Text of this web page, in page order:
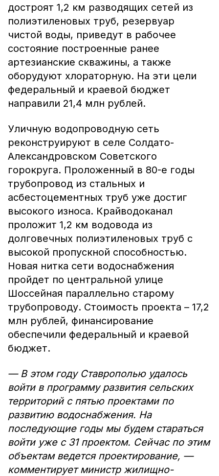
достроят 1,2 км разводящих сетей из
полиэтиленовых труб, резервуар
чистой воды, приведут в рабочее
состояние построенные ранее
артезианские скважины, а также
оборудуют хлораторную. На эти цели
федеральный и краевой бюджет
направили 21,4 млн рублей.
Уличную водопроводную сеть
реконструируют в селе Солдато-
Александровском Советского
горокруга. Проложенный в 80-е годы
трубопровод из стальных и
асбестоцементных труб уже достиг
высокого износа. Крайводоканал
проложит 1,2 км водовода из
долговечных полиэтиленовых труб с
высокой пропускной способностью.
Новая нитка сети водоснабжения
пройдет по центральной улице
Шоссейная параллельно старому
трубопроводу. Стоимость проекта – 17,2
млн рублей, финансирование
обеспечили федеральный и краевой
бюджет.
— В этом году Ставрополью удалось
войти в программу развития сельских
территорий с пятью проектами по
развитию водоснабжения. На
последующие годы мы будем стараться
войти уже с 31 проектом. Сейчас по этим
объектам ведется проектирование, —
комментирует министр жилищно-